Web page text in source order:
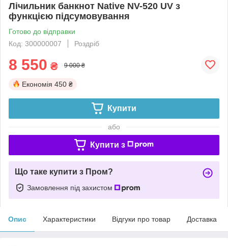
Лічильник банкнот Native NV-520 UV з
функцією підсумовування
Готово до відправки
Код: 300000007
Роздріб
8 550 ₴ 9 000 ₴
Економія 450 ₴
Купити
або
Купити з
Що таке купити з Пром?
Замовлення під захистом
Опис Характеристики Відгуки про товар Доставка